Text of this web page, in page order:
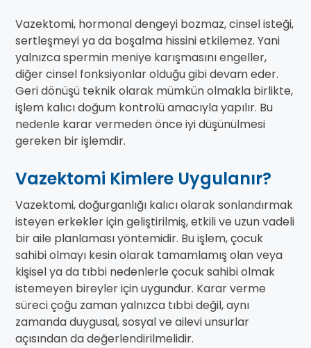
Vazektomi, hormonal dengeyi bozmaz, cinsel isteği,
sertleşmeyi ya da boşalma hissini etkilemez. Yani
yalnızca spermin meniye karışmasını engeller,
diğer cinsel fonksiyonlar olduğu gibi devam eder.
Geri dönüşü teknik olarak mümkün olmakla birlikte,
işlem kalıcı doğum kontrolü amacıyla yapılır. Bu
nedenle karar vermeden önce iyi düşünülmesi
gereken bir işlemdir.
Vazektomi Kimlere Uygulanır?
Vazektomi, doğurganlığı kalıcı olarak sonlandırmak
isteyen erkekler için geliştirilmiş, etkili ve uzun vadeli
bir aile planlaması yöntemidir. Bu işlem, çocuk
sahibi olmayı kesin olarak tamamlamış olan veya
kişisel ya da tıbbi nedenlerle çocuk sahibi olmak
istemeyen bireyler için uygundur. Karar verme
süreci çoğu zaman yalnızca tıbbi değil, aynı
zamanda duygusal, sosyal ve ailevi unsurlar
açısından da değerlendirilmelidir.